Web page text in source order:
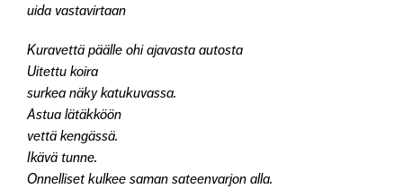
uida vastavirtaan
Kuravettä päälle ohi ajavasta autosta
Uitettu koira
surkea näky katukuvassa.
Astua lätäkköön
vettä kengässä.
Ikävä tunne.
Onnelliset kulkee saman sateenvarjon alla.